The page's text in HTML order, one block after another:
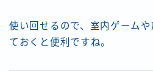
使い回せるので、室内ゲーム
ておくと便利ですね。